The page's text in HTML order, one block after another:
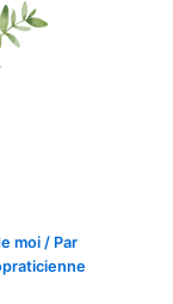
moi / Par